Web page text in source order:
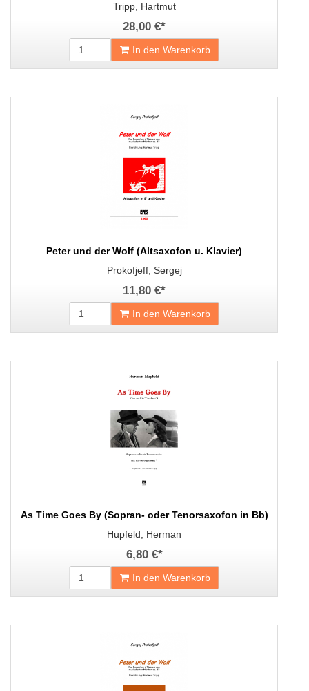
Tripp, Hartmut
28,00 €*
In den Warenkorb
Peter und der Wolf (Altsaxofon u. Klavier)
Prokofjeff, Sergej
11,80 €*
In den Warenkorb
As Time Goes By (Sopran- oder Tenorsaxofon in Bb)
Hupfeld, Herman
6,80 €*
In den Warenkorb